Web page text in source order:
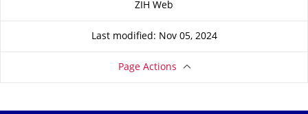
ZIH Web
Last modified: Nov 05, 2024
Page Actions